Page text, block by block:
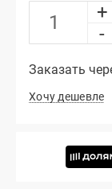
+
-
Заказать
Хочу дешевле